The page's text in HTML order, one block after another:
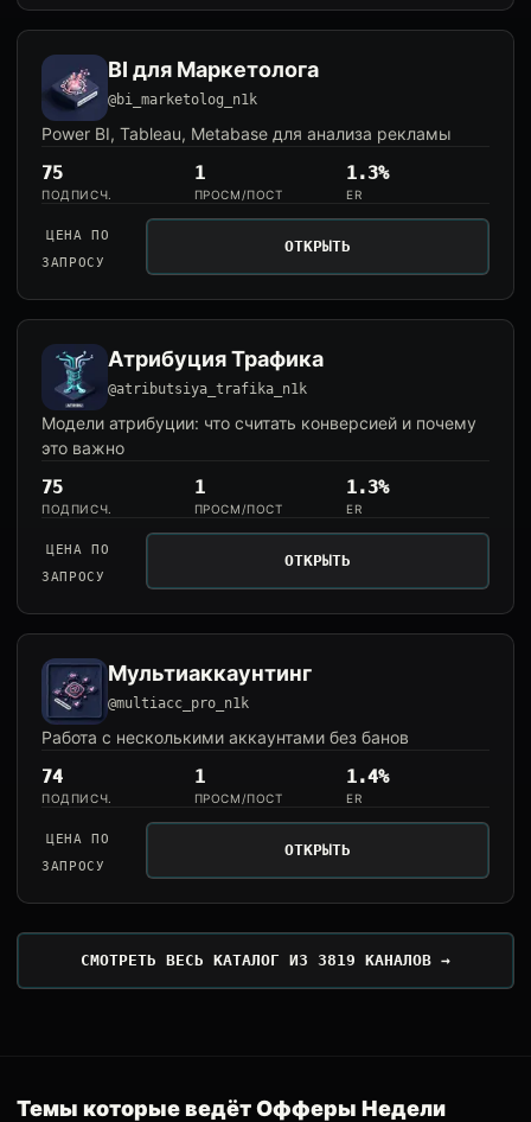
BI для Маркетолога
@bi_marketolog_n1k
Power BI, Tableau, Metabase для анализа рекламы
75
ПОДПИСЧ.
1
ПРОСМ/ПОСТ
1.3%
ER
ЦЕНА ПО
ЗАПРОСУ
ОТКРЫТЬ
Атрибуция Трафика
@atributsiya_trafika_n1k
Модели атрибуции: что считать конверсией и почему
это важно
75
ПОДПИСЧ.
1
ПРОСМ/ПОСТ
1.3%
ER
ЦЕНА ПО
ЗАПРОСУ
ОТКРЫТЬ
Мультиаккаунтинг
@multiacc_pro_n1k
Работа с несколькими аккаунтами без банов
74
ПОДПИСЧ.
1
ПРОСМ/ПОСТ
1.4%
ER
ЦЕНА ПО
ЗАПРОСУ
ОТКРЫТЬ
СМОТРЕТЬ ВЕСЬ КАТАЛОГ ИЗ 3819 КАНАЛОВ →
Темы которые ведёт Офферы Недели